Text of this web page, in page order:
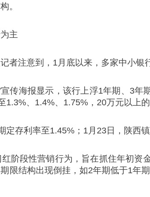
。
主
者注意到，1月底以来，多家中小银
传海报显示，该行上浮1年期、3年
、1.4%、1.75%，20万元以上
存利率至1.45%；1月23日，陕西
阶段性营销行为，旨在抓住年初
限结构出现倒挂，如2年期低于1年